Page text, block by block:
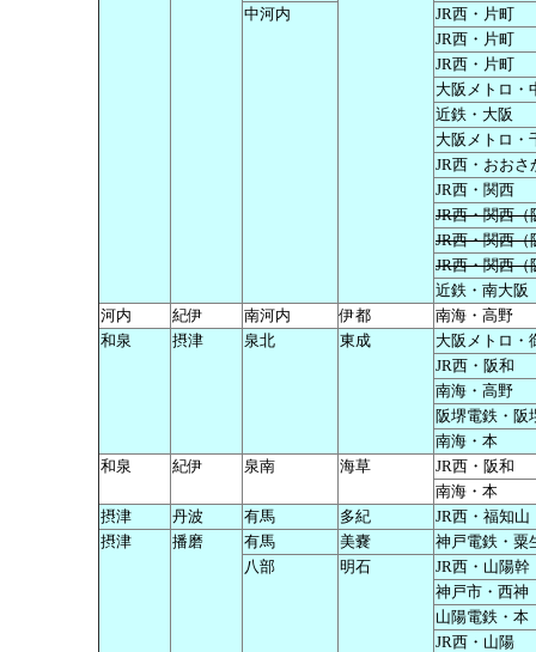
中河内
JR西・片町
JR西・片町
JR西・片町
大阪メトロ・
近鉄・大阪
大阪メトロ・
JR西・おおさ
JR西・関西
JR西・関西（
JR西・関西（
JR西・関西（
近鉄・南大阪
河内
紀伊 南河内 伊都
南海・高野
和泉
摂津 泉北 東成
大阪メトロ・
JR西・阪和
南海・高野
阪堺電鉄・阪
南海・本
和泉
紀伊 泉南 海草
JR西・阪和
南海・本
摂津
丹波 有馬 多紀
JR西・福知山
摂津
播磨 有馬 美嚢
神戸電鉄・粟
八部
明石
JR西・山陽幹
神戸市・西神
山陽電鉄・本
JR西・山陽